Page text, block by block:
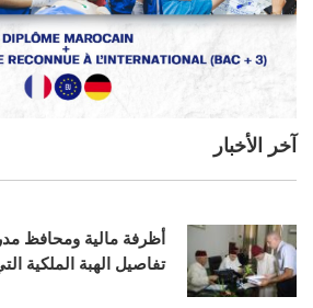
آخر الأخبار
أظرفة مالية ومحافظ
تفاصيل الهبة الملكية